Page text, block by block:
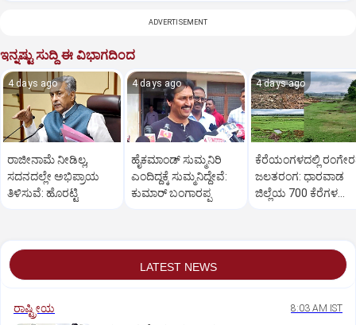
ADVERTISEMENT
ಇನ್ನಷ್ಟು ಸುದ್ದಿ ಈ ವಿಭಾಗದಿಂದ
4 days ago
ರಾಜೀನಾಮೆ ನೀಡಿಲ್ಲ,
ಸದನದಲ್ಲೇ ಅಭಿಪ್ರಾಯ
ತಿಳಿಸುವೆ: ಹೊರಟ್ಟಿ
4 days ago
ಹೈಕಮಾಂಡ್ ಸುಮ್ಮನಿರಿ
ಎಂದಿದ್ದಕ್ಕೆ ಸುಮ್ಮನಿದ್ದೇವೆ:
ಕುಮಾರ್ ಬಂಗಾರಪ್ಪ
4 days ago
ಕೆರೆಯಂಗಳದಲ್ಲಿ
ಜಲತರಂಗ: ಧಾರವಾಡ
ಜಿಲ್ಲೆಯ 700 ಕೆರೆಗಳ
LATEST NEWS
ರಾಷ್ಟ್ರೀಯ 8:03 AM IST